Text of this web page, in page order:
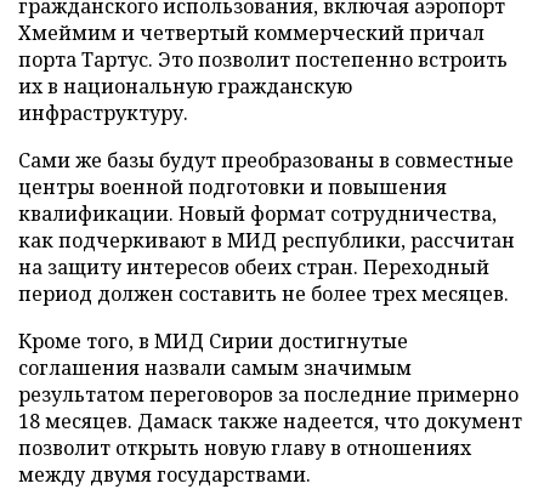
гражданского использования, включая аэропорт
Хмеймим и четвертый коммерческий причал
порта Тартус. Это позволит постепенно встроить
их в национальную гражданскую
инфраструктуру.
Сами же базы будут преобразованы в совместные
центры военной подготовки и повышения
квалификации. Новый формат сотрудничества,
как подчеркивают в МИД республики, рассчитан
на защиту интересов обеих стран. Переходный
период должен составить не более трех месяцев.
Кроме того, в МИД Сирии достигнутые
соглашения назвали самым значимым
результатом переговоров за последние примерно
18 месяцев. Дамаск также надеется, что документ
позволит открыть новую главу в отношениях
между двумя государствами.